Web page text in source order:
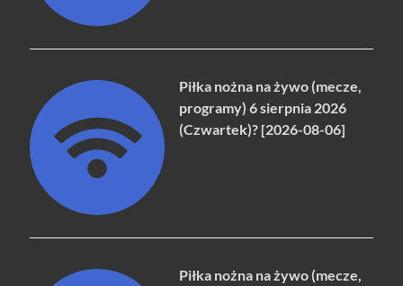
Piłka nożna na żywo (mecze,
programy) 6 sierpnia 2026
(Czwartek)? [2026-08-06]
Piłka nożna na żywo (mecze,